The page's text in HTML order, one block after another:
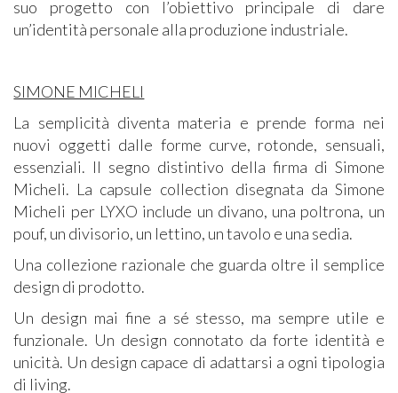
suo progetto con l’obiettivo principale di dare
un’identità personale alla produzione industriale.
SIMONE MICHELI
La semplicità diventa materia e prende forma nei
nuovi oggetti dalle forme curve, rotonde, sensuali,
essenziali. Il segno distintivo della firma di Simone
Micheli. La capsule collection disegnata da Simone
Micheli per LYXO include un divano, una poltrona, un
pouf, un divisorio, un lettino, un tavolo e una sedia.
Una collezione razionale che guarda oltre il semplice
design di prodotto.
Un design mai fine a sé stesso, ma sempre utile e
funzionale. Un design connotato da forte identità e
unicità. Un design capace di adattarsi a ogni tipologia
di living.